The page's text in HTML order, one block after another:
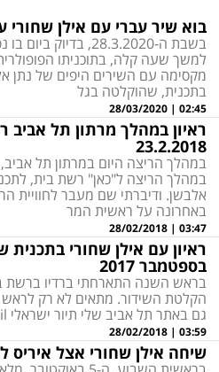
בוא שיר עברי עם אילן
למשך שעה קלה, בתוכניתו
בתכנית, שהוקלטה בגל
02:45 | 28/03/2020
ראיון במהלך מרתון תל אביב
23.2.2018
במהלך הריצה ל"כאן" רשת בית,
אלבשן. ודיברתי שם מעבר לחוויית
באחרונה על ראשית המר
03:47 | 28/02/2018
בספטמבר 2017
בראש השנה התארחתי ברדיו ברשת
הקלטת השידור. מתאים לא רק לראש
גם באתר תל אביב שלי תיור ישראלי www.mytelaviv.co.il
03:59 | 28/02/2018
שיחה אילן שחורי אצל איריס לביא